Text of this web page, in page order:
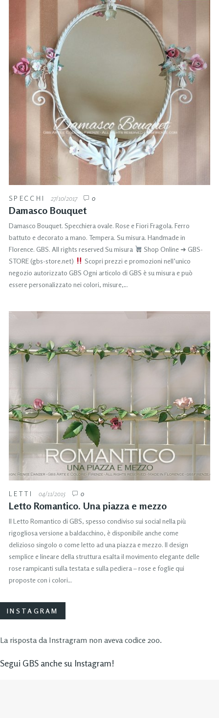
SPECCHI 27/10/2017 0
Damasco Bouquet
Damasco Bouquet. Specchiera ovale. Rose e Fiori Fragola. Ferro
battuto e decorato a mano. Tempera. Su misura. Handmade in
Florence. GBS. All rights reserved Su misura
Shop Online ➜ GBS-
STORE (gbs-store.net)
Scopri prezzi e promozioni nell’unico
negozio autorizzato GBS Ogni articolo di GBS è su misura e può
essere personalizzato nei colori, misure,…
LETTI 04/11/2015 0
Letto Romantico. Una piazza e mezzo
Il Letto Romantico di GBS, spesso condiviso sui social nella più
rigogliosa versione a baldacchino, è disponibile anche come
delizioso singolo o come letto ad una piazza e mezzo. Il design
semplice e lineare della struttura esalta il movimento elegante delle
rose rampicanti sulla testata e sulla pediera – rose e foglie qui
proposte con i colori…
INSTAGRAM
La risposta da Instragram non aveva codice 200.
Segui GBS anche su Instagram!